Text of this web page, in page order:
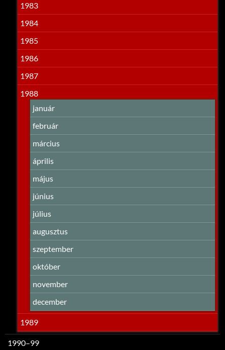
1983
1984
1985
1986
1987
1988
január
február
március
április
május
június
július
augusztus
szeptember
október
november
december
1989
1990–99